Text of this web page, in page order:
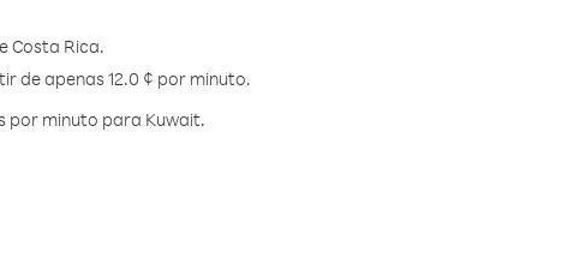
Costa Rica.
de apenas 12.0 ¢ por minuto.
por minuto para Kuwait.